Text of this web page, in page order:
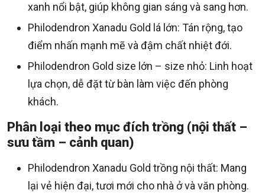
xanh nổi bật, giúp không gian sáng và sang hơn.
Philodendron Xanadu Gold lá lớn: Tán rộng, tạo
điểm nhấn mạnh mẽ và đậm chất nhiệt đới.
Philodendron Gold size lớn – size nhỏ: Linh hoạt
lựa chọn, dễ đặt từ bàn làm việc đến phòng
khách.
Phân loại theo mục đích trồng (nội thất –
sưu tầm – cảnh quan)
Philodendron Xanadu Gold trồng nội thất: Mang
lại vẻ hiện đại, tươi mới cho nhà ở và văn phòng.